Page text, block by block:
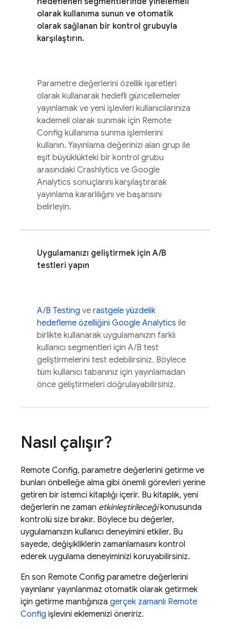
olarak kullanıma sunun ve otomatik
olarak sağlanan bir kontrol grubuyla
karşılaştırın.
Parametre değerlerini özellik işaretleri
olarak kullanarak hedefli güncellemeler
yayınlamak ve yeni işlevleri kullanıcılarınıza
kademeli olarak sunmak için Remote
Config kullanıma sunma işlemlerini
kullanın. Yayınlama değerinizi alan grup ile
eşit büyüklükteki bir kontrol grubu
arasındaki Crashlytics ve Google
Analytics sonuçlarını karşılaştırarak
yayınlama kararlılığını ve başarısını
belirleyin.
Uygulamanızı geliştirmek için A/B
testleri yapın
A/B Testing ve rastgele yüzdelik
hedefleme özelliğini Google Analytics ile
birlikte kullanarak uygulamanızın farklı
kullanıcı segmentleri için A/B test
geliştirmelerini test edebilirsiniz. Böylece
tüm kullanıcı tabanınız için yayınlamadan
önce geliştirmeleri doğrulayabilirsiniz.
Nasıl çalışır?
Remote Config, parametre değerlerini getirme ve
bunları önbelleğe alma gibi önemli görevleri yerine
getiren bir istemci kitaplığı içerir. Bu kitaplık, yeni
değerlerin ne zaman etkinleştirileceğikonusunda
kontrolü size bırakır. Böylece bu değerler,
uygulamanızın kullanıcı deneyimini etkiler. Bu
sayede, değişikliklerin zamanlamasını kontrol
ederek uygulama deneyiminizi koruyabilirsiniz.
En son Remote Config parametre değerlerini
yayınlanır yayınlanmaz otomatik olarak getirmek
için getirme mantığınıza gerçek zamanlı Remote
Config işlevini eklemenizi öneririz.